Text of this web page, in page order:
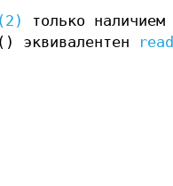
только наличием
() эквивалентен